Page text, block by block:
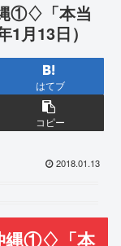
①♢「本当
月13日）
はてブ
コピー
2018.01.13
縄①♢「本